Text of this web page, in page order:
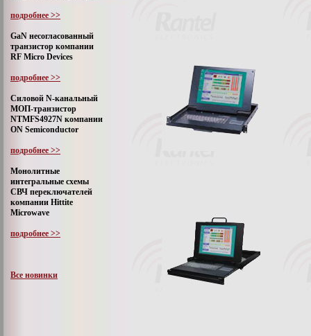
подробнее >>
GaN несогласованный
транзистор компании
RF Micro Devices
подробнее >>
Силовой N-канальный
МОП-транзистор
NTMFS4927N компании
ON Semiconductor
подробнее >>
Монолитные
интегральные схемы
СВЧ переключателей
компании Hittite
Microwave
подробнее >>
Все новинки